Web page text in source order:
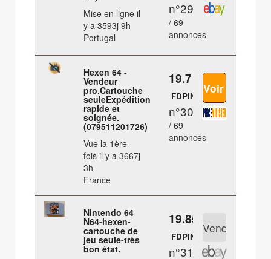
Mise en ligne il
y a 3593j 9h
Portugal
n°29
/ 69
annonces
Hexen 64 -
Vendeur
pro.Cartouche
seuleExpédition
rapide et
soignée.
(079511201726)
Vue la 1ère
fois il y a 3667j
3h
France
19.7 €
FDPIN
n°30
/ 69
annonces
Nintendo 64
N64-hexen-
cartouche de
jeu seule-très
bon état.
19.85 €
FDPIN
n°31